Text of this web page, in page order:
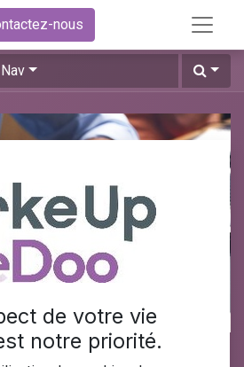
nous
Nav
bord
de votre vie
notre priorité.